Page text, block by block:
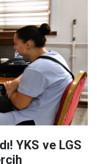
YKS ve LGS